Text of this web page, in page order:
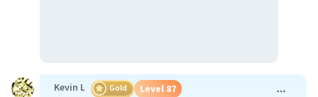
Kevin L Gold Level 87